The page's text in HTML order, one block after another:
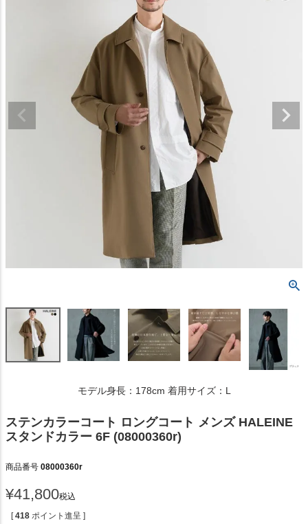
モデル身長：178cm 着用サイズ：L
ステンカラーコート ロングコート メンズ HALEINE
スタンドカラー 6F (08000360r)
商品番号 08000360r
¥41,800税込
[ 418 ポイント進呈 ]